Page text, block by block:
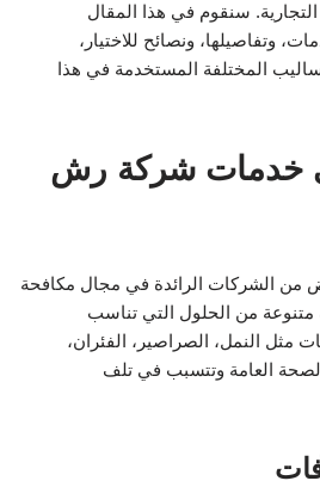
سنقوم في هذا المقال
وتفاصيلها، ونصائح للاختيار،
المختلفة المستخدمة في هذا
خدمات شركة رش
من الشركات الرائدة في مجال مكافحة
من الحلول التي تناسب
مثل النمل، الصراصير، الفئران،
العامة وتتسبب في تلف